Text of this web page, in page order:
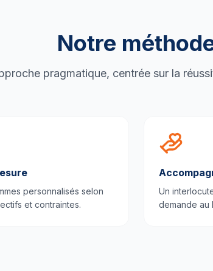
Notre
pragmatique, centrée sur la
personnalisés selon
et contraintes.
Un
demande au